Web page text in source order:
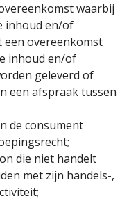
waarbij
inhoud en/of
overeenkomst
inhoud en/of
geleverd of
een afspraak tussen
de consument
die niet handelt
met zijn handels-,